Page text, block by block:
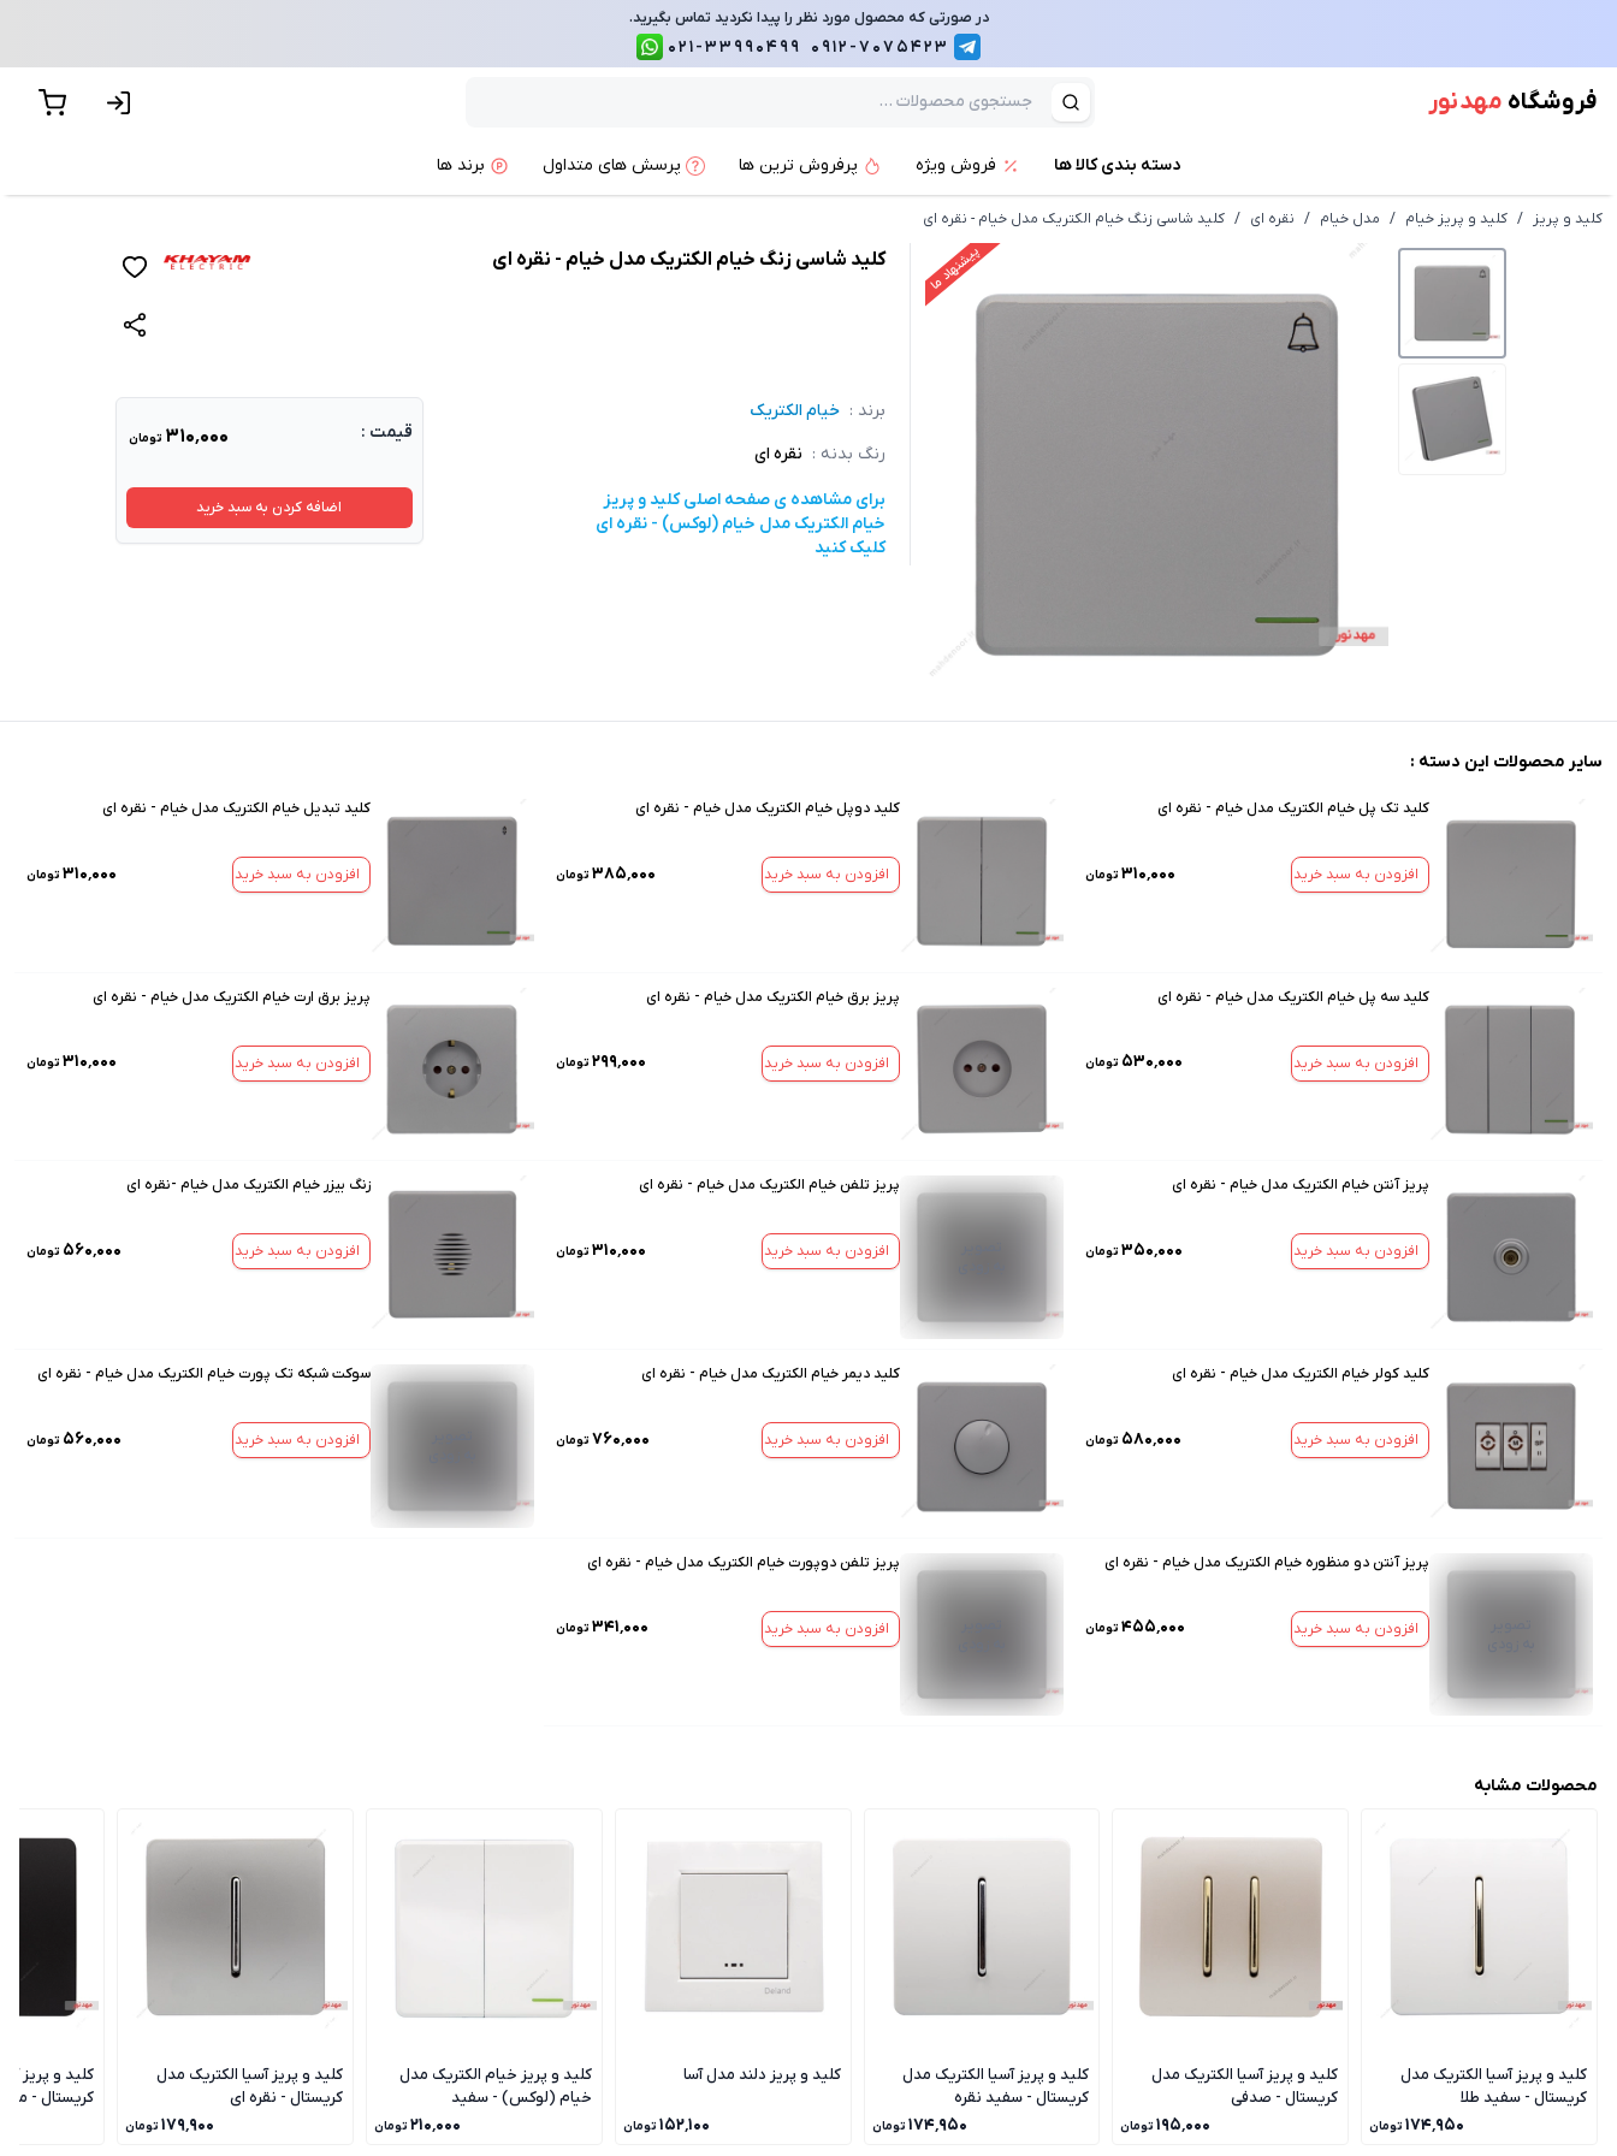
در صورتی که محصول مورد نظر را پیدا نکردید تماس بگیرید.
0912-7075423
021-33990499
فروشگاه مهد نور
دسته بندی کالا ها فروش ویژه پرفروش ترین ها پرسش های متداول برند ها
کلید و پریز / کلید و پریز خیام / مدل خیام / نقره ای / کلید شاسی زنگ خیام الکتریک مدل خیام - نقره ای
پیشنهاد ما کلید شاسی زنگ خیام الکتریک مدل خیام - نقره ای
قیمت : ۳۱۰٬۰۰۰ تومان
اضافه کردن به سبد خرید
برند : خیام الکتریک
رنگ بدنه : نقره ای
برای مشاهده ی صفحه اصلیکلید و پریز
خیام الکتریک مدل خیام (لوکس) - نقره ای
کلیک کنید
سایر محصولات این دسته :
کلید تک پل خیام الکتریک مدل خیام - نقره ای
افزودن به سبد خرید ۳۱۰٬۰۰۰ تومان
کلید دوپل خیام الکتریک مدل خیام - نقره ای
افزودن به سبد خرید ۳۸۵٬۰۰۰ تومان
کلید تبدیل خیام الکتریک مدل خیام - نقره ای
افزودن به سبد خرید ۳۱۰٬۰۰۰ تومان
کلید سه پل خیام الکتریک مدل خیام - نقره ای
افزودن به سبد خرید ۵۳۰٬۰۰۰ تومان
پریز برق خیام الکتریک مدل خیام - نقره ای
افزودن به سبد خرید ۲۹۹٬۰۰۰ تومان
پریز برق ارت خیام الکتریک مدل خیام - نقره ای
افزودن به سبد خرید ۳۱۰٬۰۰۰ تومان
پریز آنتن خیام الکتریک مدل خیام - نقره ای
افزودن به سبد خرید ۳۵۰٬۰۰۰ تومان
پریز تلفن خیام الکتریک مدل خیام - نقره ای
افزودن به سبد خرید ۳۱۰٬۰۰۰ تومان
زنگ بیزر خیام الکتریک مدل خیام -نقره ای
افزودن به سبد خرید ۵۶۰٬۰۰۰ تومان
کلید کولر خیام الکتریک مدل خیام - نقره ای
افزودن به سبد خرید ۵۸۰٬۰۰۰ تومان
کلید دیمر خیام الکتریک مدل خیام - نقره ای
افزودن به سبد خرید ۷۶۰٬۰۰۰ تومان
سوکت شبکه تک پورت خیام الکتریک مدل خیام - نقره ای
افزودن به سبد خرید ۵۶۰٬۰۰۰ تومان
پریز آنتن دو منظوره خیام الکتریک مدل خیام - نقره ای
افزودن به سبد خرید ۴۵۵٬۰۰۰ تومان
پریز تلفن دوپورت خیام الکتریک مدل خیام - نقره ای
افزودن به سبد خرید ۳۴۱٬۰۰۰ تومان
محصولات مشابه
کلید و پریز آسیا الکتریک مدل
کریستال - سفید طلا
۱۷۴٬۹۵۰ تومان
کلید و پریز آسیا الکتریک مدل
کریستال - صدفی
۱۹۵٬۰۰۰ تومان
کلید و پریز آسیا الکتریک مدل
کریستال - سفید نقره
۱۷۴٬۹۵۰ تومان
کلید و پریز دلند مدل آسا
۱۵۲٬۱۰۰ تومان
کلید و پریز خیام الکتریک مدل
خیام (لوکس) - سفید
۲۱۰٬۰۰۰ تومان
کلید و پریز آسیا الکتریک مدل
کریستال - نقره ای
۱۷۹٬۹۰۰ تومان
کلید و پریز
کریستال -